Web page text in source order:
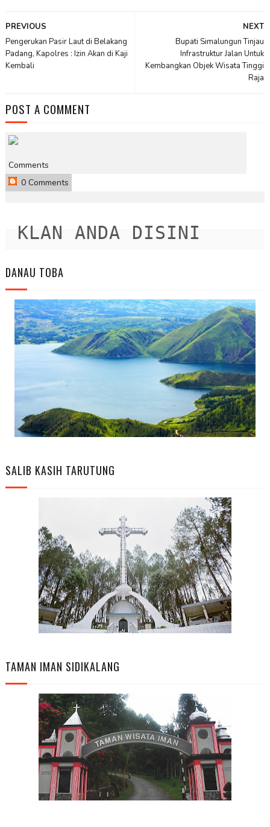
NEXT
Bupati Simalungun Tinjau
Infrastruktur Jalan Untuk
Kembangkan Objek Wisata Tinggi
Raja
PREVIOUS
Pengerukan Pasir Laut di Belakang
Padang, Kapolres : Izin Akan di Kaji
Kembali
POST A COMMENT
Comments
0 Comments
ANDA DISINI
DANAU TOBA
SALIB KASIH TARUTUNG
TAMAN IMAN SIDIKALANG